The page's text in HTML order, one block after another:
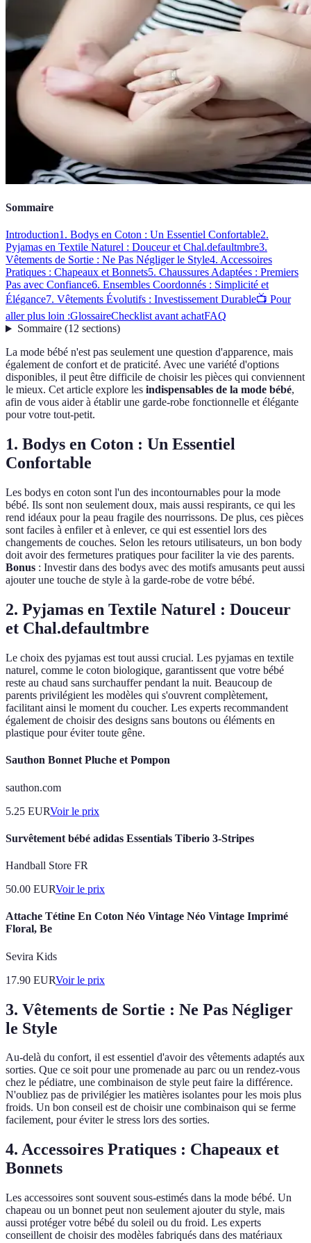
Sommaire
Introduction1. Bodys en Coton : Un Essentiel Confortable2.
Pyjamas en Textile Naturel : Douceur et Chal.defaultmbre3.
Vêtements de Sortie : Ne Pas Négliger le Style4. Accessoires
Pratiques : Chapeaux et Bonnets5. Chaussures Adaptées : Premiers
Pas avec Confiance6. Ensembles Coordonnés : Simplicité et
Élégance7. Vêtements Évolutifs : Investissement Durable📺 Pour
aller plus loin :GlossaireChecklist avant achatFAQ
Sommaire(12 sections)
La mode bébé n'est pas seulement une question d'apparence, mais
également de confort et de praticité. Avec une variété d'options
disponibles, il peut être difficile de choisir les pièces qui conviennent
le mieux. Cet article explore les indispensables de la mode bébé,
afin de vous aider à établir une garde-robe fonctionnelle et élégante
pour votre tout-petit.
1. Bodys en Coton : Un Essentiel
Confortable
Les bodys en coton sont l'un des incontournables pour la mode
bébé. Ils sont non seulement doux, mais aussi respirants, ce qui les
rend idéaux pour la peau fragile des nourrissons. De plus, ces pièces
sont faciles à enfiler et à enlever, ce qui est essentiel lors des
changements de couches. Selon les retours utilisateurs, un bon body
doit avoir des fermetures pratiques pour faciliter la vie des parents.
Bonus : Investir dans des bodys avec des motifs amusants peut aussi
ajouter une touche de style à la garde-robe de votre bébé.
2. Pyjamas en Textile Naturel : Douceur
et Chal.defaultmbre
Le choix des pyjamas est tout aussi crucial. Les pyjamas en textile
naturel, comme le coton biologique, garantissent que votre bébé
reste au chaud sans surchauffer pendant la nuit. Beaucoup de
parents privilégient les modèles qui s'ouvrent complètement,
facilitant ainsi le moment du coucher. Les experts recommandent
également de choisir des designs sans boutons ou éléments en
plastique pour éviter toute gêne.
Sauthon Bonnet Pluche et Pompon
sauthon.com
5.25 EURVoir le prix
Survêtement bébé adidas Essentials Tiberio 3-Stripes
Handball Store FR
50.00 EURVoir le prix
Attache Tétine En Coton Néo Vintage Néo Vintage Imprimé
Floral, Be
Sevira Kids
17.90 EURVoir le prix
3. Vêtements de Sortie : Ne Pas Négliger
le Style
Au-delà du confort, il est essentiel d'avoir des vêtements adaptés aux
sorties. Que ce soit pour une promenade au parc ou un rendez-vous
chez le pédiatre, une combinaison de style peut faire la différence.
N'oubliez pas de privilégier les matières isolantes pour les mois plus
froids. Un bon conseil est de choisir une combinaison qui se ferme
facilement, pour éviter le stress lors des sorties.
4. Accessoires Pratiques : Chapeaux et
Bonnets
Les accessoires sont souvent sous-estimés dans la mode bébé. Un
chapeau ou un bonnet peut non seulement ajouter du style, mais
aussi protéger votre bébé du soleil ou du froid. Les experts
conseillent de choisir des modèles fabriqués dans des matériaux